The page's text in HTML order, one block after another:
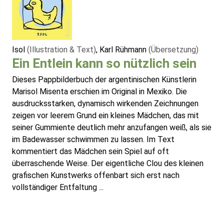
Isol (Illustration & Text), Karl Rühmann (Übersetzung)
Ein Entlein kann so nützlich sein
Dieses Pappbilderbuch der argentinischen Künstlerin
Marisol Misenta erschien im Original in Mexiko. Die
ausdrucksstarken, dynamisch wirkenden Zeichnungen
zeigen vor leerem Grund ein kleines Mädchen, das mit
seiner Gummiente deutlich mehr anzufangen weiß, als sie
im Badewasser schwimmen zu lassen. Im Text
kommentiert das Mädchen sein Spiel auf oft
überraschende Weise. Der eigentliche Clou des kleinen
grafischen Kunstwerks offenbart sich erst nach
vollständiger Entfaltung ...